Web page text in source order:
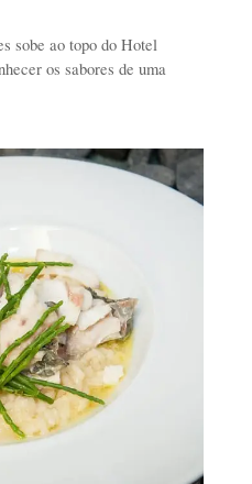
sobe ao topo do Hotel
os sabores de uma